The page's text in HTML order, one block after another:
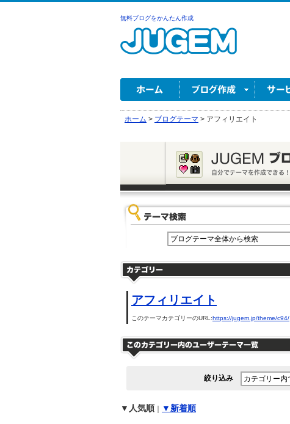
無料ブログをかんたん作成
ホーム > ブログテーマ > アフィリエイト
アフィリエイト
このテーマカテゴリーのURL:https://jugem.jp/theme/c94/
絞り込み
▼人気順 ▼新着順